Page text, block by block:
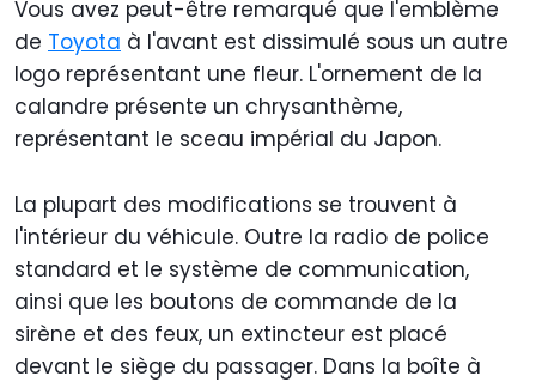
Vous avez peut-être remarqué que l'emblème
de Toyota à l'avant est dissimulé sous un autre
logo représentant une fleur. L'ornement de la
calandre présente un chrysanthème,
représentant le sceau impérial du Japon.
La plupart des modifications se trouvent à
l'intérieur du véhicule. Outre la radio de police
standard et le système de communication,
ainsi que les boutons de commande de la
sirène et des feux, un extincteur est placé
devant le siège du passager. Dans la boîte à